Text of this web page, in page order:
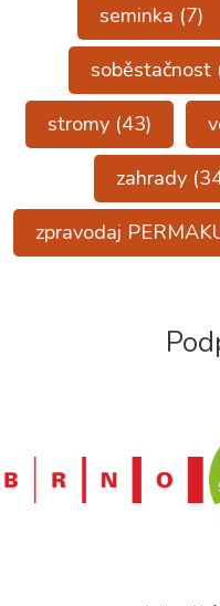
seminka (7)
soběstačnost
stromy (43)
zahrady
zpravodaj